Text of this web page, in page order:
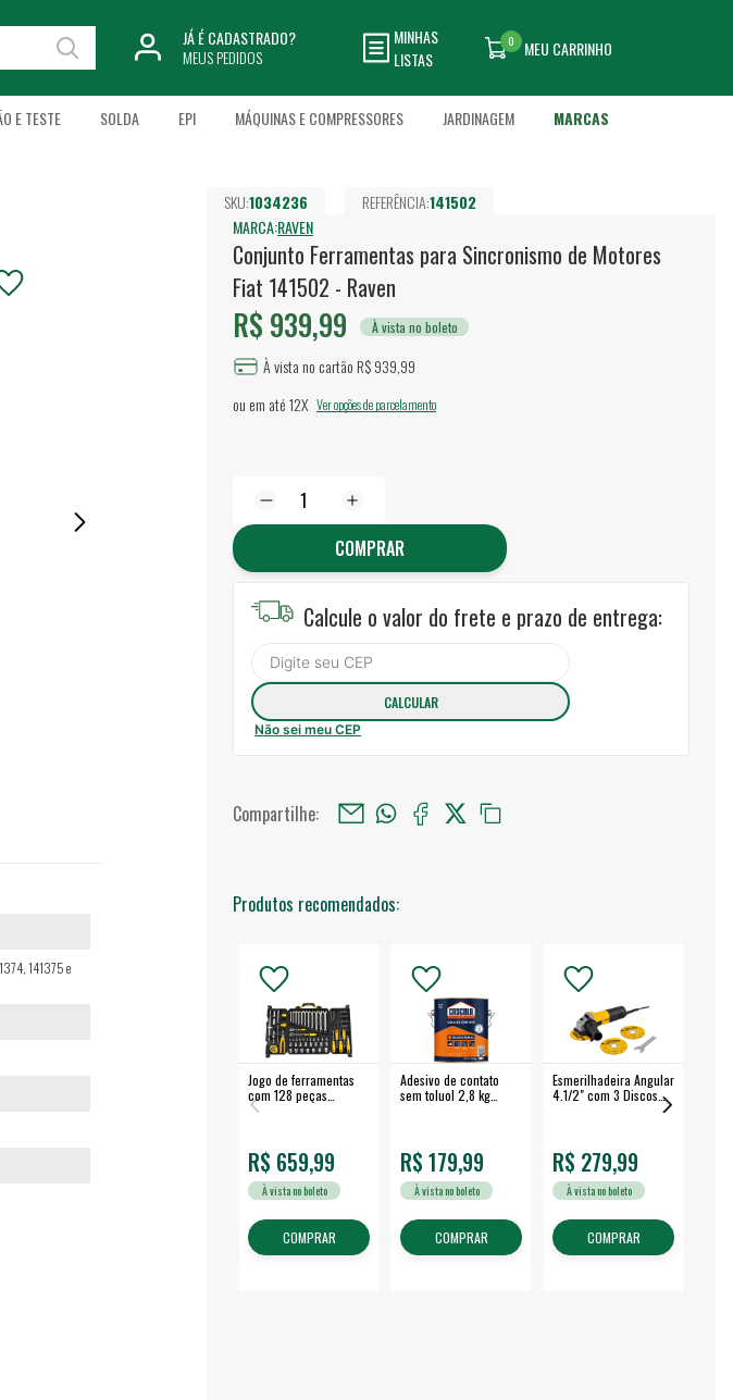
JÁ É CADASTRADO?
MEUS PEDIDOS
MINHAS
LISTAS
MEU CARRINHO
0
E TESTE SOLDA EPI MÁQUINAS E COMPRESSORES JARDINAGEM MARCAS
SKU:1034236 REFERÊNCIA:141502
MARCA:RAVEN
Conjunto Ferramentas para Sincronismo de Motores
Fiat 141502 - Raven
R$ 939,99 À vista no boleto
À vista no cartão R$ 939,99
ou em até12X Ver opções de parcelamento
COMPRAR
Calcule o valor do frete e prazo de entrega:
Não sei meu CEP
Compartilhe:
Produtos recomendados:
Jogo de ferramentas
com 128 peças
embalagem fechada -
R$ 659,99
À vista no boleto
COMPRAR
Adesivo de contato
sem toluol 2,8 kg
R$ 179,99
À vista no boleto
COMPRAR
Esmerilhadeira Angular
4.1/2" com 3 Discos
R$ 279,99
À vista no boleto
COMPRAR
141375 e